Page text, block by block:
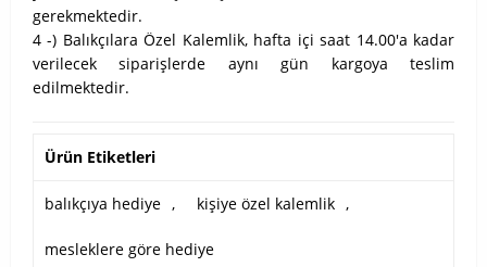
gerekmektedir.
4 -) Balıkçılara Özel Kalemlik, hafta içi saat 14.00'a kadar
verilecek siparişlerde aynı gün kargoya teslim
edilmektedir.
Ürün Etiketleri
balıkçıya hediye , kişiye özel kalemlik ,
mesleklere göre hediye